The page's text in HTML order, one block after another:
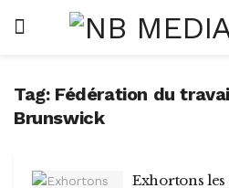
Tag: Fédération du
Brunswick
Exhortons les